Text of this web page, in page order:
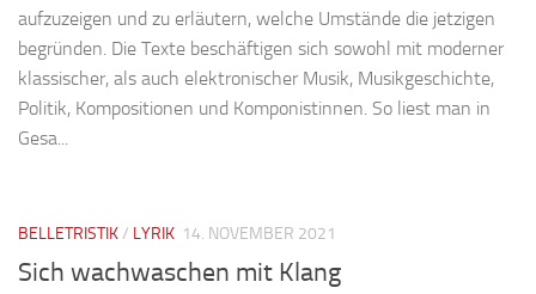
aufzuzeigen und zu erläutern, welche Umstände die jetzigen
begründen. Die Texte beschäftigen sich sowohl mit moderner
klassischer, als auch elektronischer Musik, Musikgeschichte,
Politik, Kompositionen und Komponistinnen. So liest man in
Gesa...
BELLETRISTIK/ LYRIK 14. NOVEMBER 2021
Sich wachwaschen mit Klang